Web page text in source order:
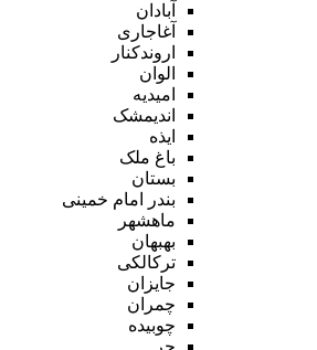
آبادان
آغاجاری
اروندکنار
الوان
امیدیه
اندیمشک
ایذه
باغ ملک
بستان
بندر امام خمینی
ماهشهر
بهبهان
ترکالکی
جایزان
چمران
چوبیده
حر